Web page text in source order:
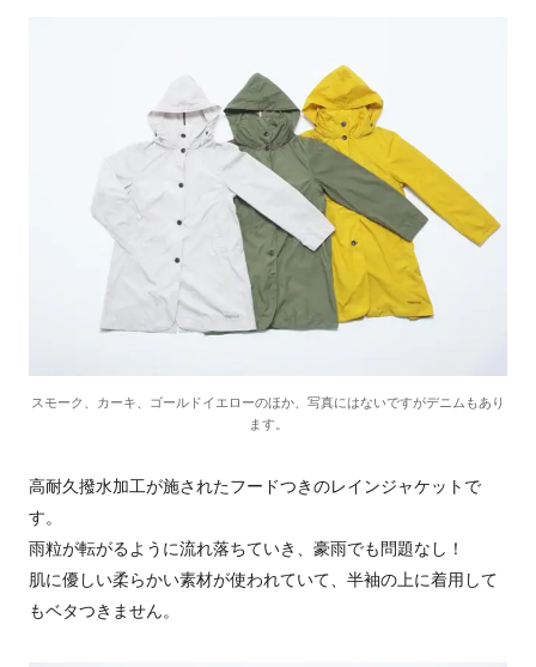
スモーク、カーキ、ゴールドイエローのほか、写真にはないですがデニムもあり
ます。
高耐久撥水加工が施されたフードつきのレインジャケットで
す。
雨粒が転がるように流れ落ちていき、豪雨でも問題なし！
肌に優しい柔らかい素材が使われていて、半袖の上に着用して
もベタつきません。